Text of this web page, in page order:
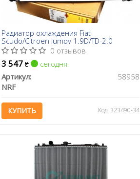
Радиатор охлаждения Fiat
Scudo/Citroen Jumpy 1.9D/TD-2.0
0 отзывов
3 547 ₴
сегодня
Артикул:
58958
NRF
КУПИТЬ Код: 323490-34